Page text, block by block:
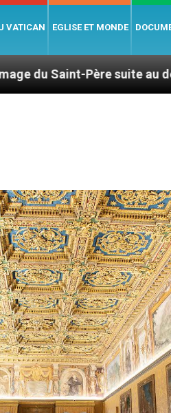
VATICAN EGLISE ET MONDE
suite au décès du